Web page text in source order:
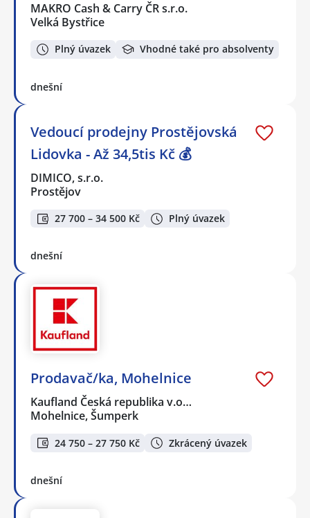
MAKRO Cash & Carry ČR s.r.o.
Velká Bystřice
Plný úvazek Vhodné také pro absolventy
dnešní
Vedoucí prodejny Prostějovská
Lidovka - Až 34,5tis Kč 💰
DIMICO, s.r.o.
Prostějov
27 700 – 34 500 Kč Plný úvazek
dnešní
Prodavač/ka, Mohelnice
Kaufland Česká republika v.o…
Mohelnice, Šumperk
24 750 – 27 750 Kč Zkrácený úvazek
dnešní